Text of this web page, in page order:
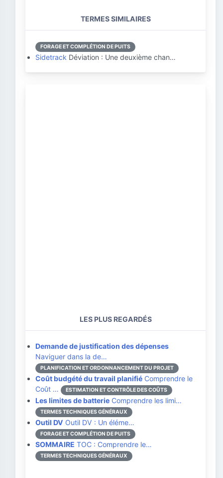
TERMES SIMILAIRES
FORAGE ET COMPLÉTION DE PUITS
Sidetrack Déviation : Une deuxième chan…
LES PLUS REGARDÉS
Demande de justification des dépenses
Naviguer dans la de…
PLANIFICATION ET ORDONNANCEMENT DU PROJET
Coût budgété du travail planifié Comprendre le
Coût …
ESTIMATION ET CONTRÔLE DES COÛTS
Les limites de batterie Comprendre les limi…
TERMES TECHNIQUES GÉNÉRAUX
Outil DV Outil DV : Un éléme…
FORAGE ET COMPLÉTION DE PUITS
SOMMAIRE TOC : Comprendre le…
TERMES TECHNIQUES GÉNÉRAUX